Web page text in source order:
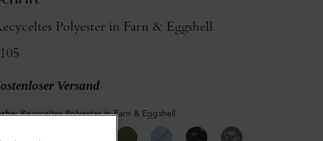
Polyester in Farn & Eggshell
Versand
: Recyceltes Polyester in Farn & Eggshell